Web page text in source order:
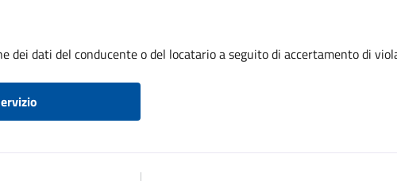
dei dati del conducente o del locatario a seguito di accertamento di